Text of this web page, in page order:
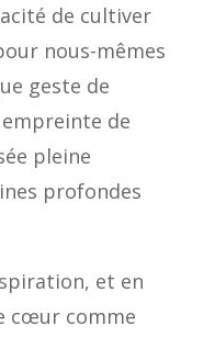
de cultiver
nous-mêmes
geste de
de
pleine
profondes
et en
cœur comme